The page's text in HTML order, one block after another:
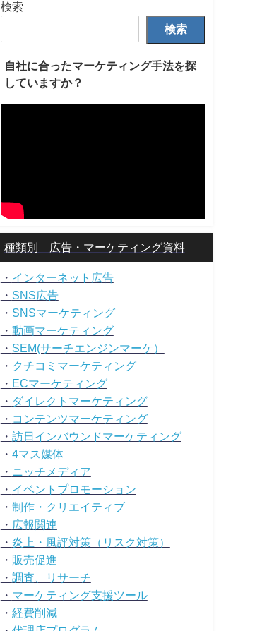
検索
検索
自社に合ったマーケティング手法を探
していますか？
種類別 広告・マーケティング資料
・ インターネット広告
・ SNS広告
・ SNSマーケティング
・ 動画マーケティング
・ SEM(サーチエンジンマーケ）
・ クチコミマーケティング
・ ECマーケティング
・ ダイレクトマーケティング
・ コンテンツマーケティング
・ 訪日インバウンドマーケティング
・ 4マス媒体
・ ニッチメディア
・ イベントプロモーション
・ 制作・クリエイティブ
・ 広報関連
・ 炎上・風評対策（リスク対策）
・ 販売促進
・ 調査、リサーチ
・ マーケティング支援ツール
・ 経費削減